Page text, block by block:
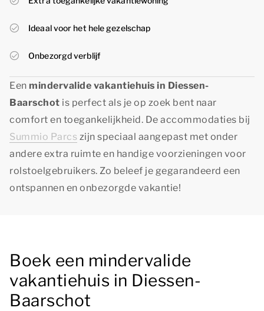
Ideaal voor het hele gezelschap
Onbezorgd verblijf
Een mindervalide vakantiehuis in Diessen-
Baarschot is perfect als je op zoek bent naar
comfort en toegankelijkheid. De accommodaties bij
Summio Parcs zijn speciaal aangepast met onder
andere extra ruimte en handige voorzieningen voor
rolstoelgebruikers. Zo beleef je gegarandeerd een
ontspannen en onbezorgde vakantie!
Boek een mindervalide
vakantiehuis in Diessen-
Baarschot